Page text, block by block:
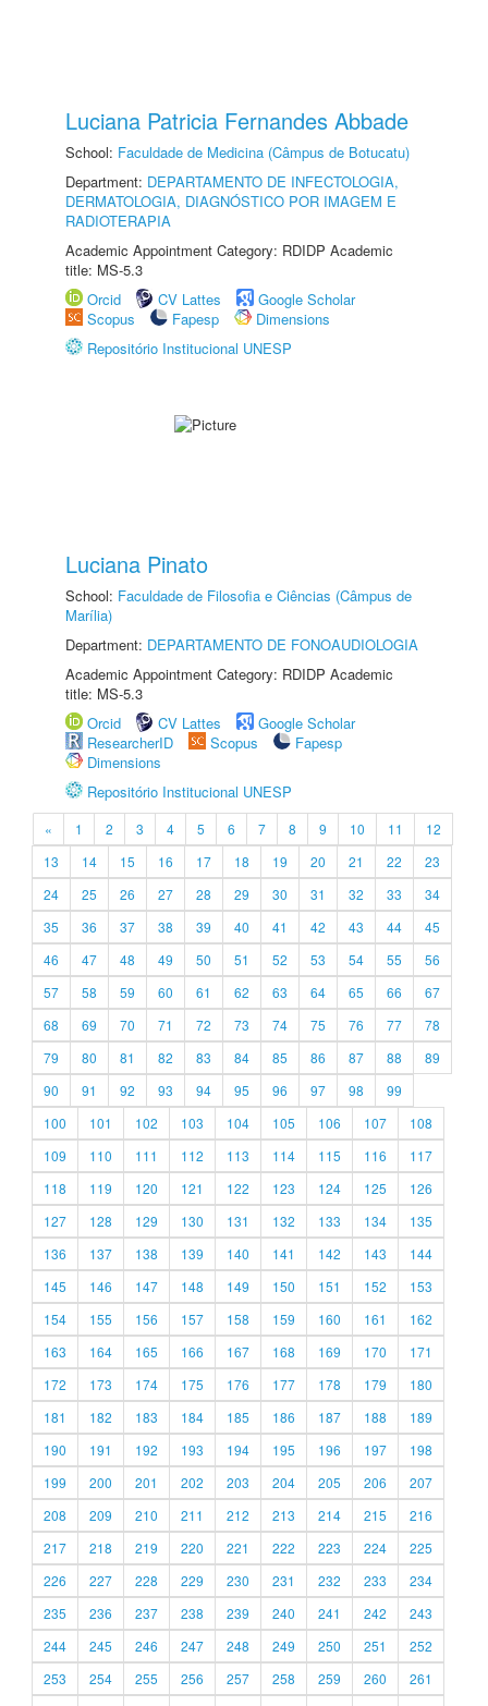
Luciana Patricia Fernandes Abbade
School: Faculdade de Medicina (Câmpus de Botucatu)
Department: DEPARTAMENTO DE INFECTOLOGIA,
DERMATOLOGIA, DIAGNÓSTICO POR IMAGEM E
RADIOTERAPIA
Academic Appointment Category: RDIDP Academic
title: MS-5.3
Orcid
CV Lattes
Google Scholar
Scopus
Fapesp
Dimensions
Repositório Institucional UNESP
Luciana Pinato
School: Faculdade de Filosofia e Ciências (Câmpus de
Marília)
Department: DEPARTAMENTO DE FONOAUDIOLOGIA
Academic Appointment Category: RDIDP Academic
title: MS-5.3
Orcid
CV Lattes
Google Scholar
ResearcherID
Scopus
Fapesp
Dimensions
Repositório Institucional UNESP
« 1 2 3 4 5 6 7 8 9 10 11
12
13
14 15 16 17 18 19 20 21 22
23
24
25 26 27 28 29 30 31 32 33
34
35
36 37 38 39 40 41 42 43 44
45
46
47 48 49 50 51 52 53 54 55
56
57
58 59 60 61 62 63 64 65 66
67
68
69 70 71 72 73 74 75 76 77
78
79
80 81 82 83 84 85 86 87 88
89
90
91 92 93 94 95 96 97 98
99
100
101 102 103 104 105 106 107
108
109
110 111 112 113 114 115 116
117
118
119 120 121 122 123 124 125
126
127
128 129 130 131 132 133 134
135
136
137 138 139 140 141 142 143
144
145
146 147 148 149 150 151 152
153
154
155 156 157 158 159 160 161
162
163
164 165 166 167 168 169 170
171
172
173 174 175 176 177 178 179
180
181
182 183 184 185 186 187 188
189
190
191 192 193 194 195 196 197
198
199
200 201 202 203 204 205 206
207
208
209 210 211 212 213 214 215
216
217
218 219 220 221 222 223 224
225
226
227 228 229 230 231 232 233
234
235
236 237 238 239 240 241 242
243
244
245 246 247 248 249 250 251
252
253
254 255 256 257 258 259 260
261